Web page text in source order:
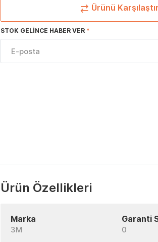
Ürünü Karşılaştır
STOK GELINCE HABER VER
Ürün Özellikleri
Marka
3M
Garanti
0